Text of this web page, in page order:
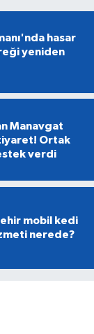
hasar
yeniden
Manavgat
Ortak
verdi
mobil kedi
nerede?